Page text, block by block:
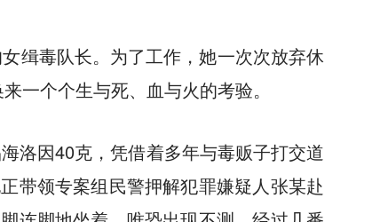
缉毒队长。为了工作，她一次次放弃休
一个个生与死、血与火的考验。
洛因40克，凭借着多年与毒贩子打交道
带领专案组民警押解犯罪嫌疑人张某赴